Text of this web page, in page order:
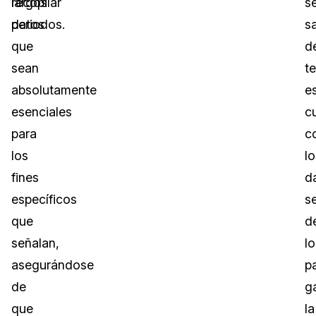
datos
que
sean
absolutamente
esenciales
para
los
fines
específicos
que
señalan,
asegurándose
de
que
periodos.
la